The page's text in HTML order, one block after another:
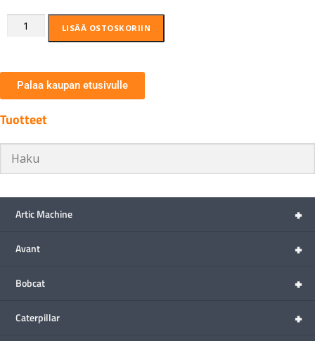
LISÄÄ OSTOSKORIIN
Palaa kaupan etusivulle
Tuotteet
+
Artic Machine
+
Avant
+
Bobcat
+
Caterpillar